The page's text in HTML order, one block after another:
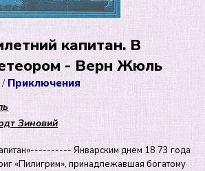
капитан. В
- Верн Жюль
/ Приключения
Зиновий
Январским днем 18 73 года
«Пилигрим», принадлежавшая богатому